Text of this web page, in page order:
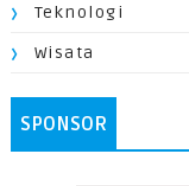
Teknologi
Wisata
SPONSOR